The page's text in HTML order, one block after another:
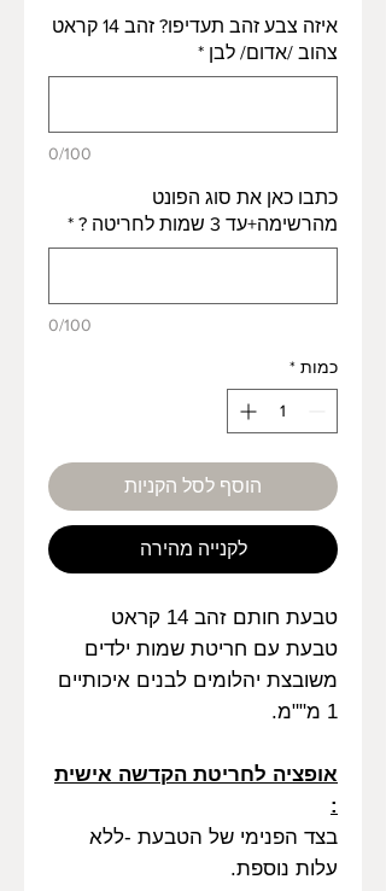
איזה צבע זהב תעדיפו? זהב 14 קראט
צהוב /אדום/ לבן *
0/100
כתבו כאן את סוג הפונט
מהרשימה+עד 3 שמות לחריטה ?
*
0/100
כמות *
הוסף לסל הקניות
לקנייה מהירה
טבעת חותם זהב 14 קראט
טבעת עם חריטת שמות ילדים
משובצת יהלומים לבנים איכותיים
1 מ""מ.
אופציה לחריטת הקדשה אישית
:
בצד הפנימי של הטבעת -ללא
עלות נוספת.